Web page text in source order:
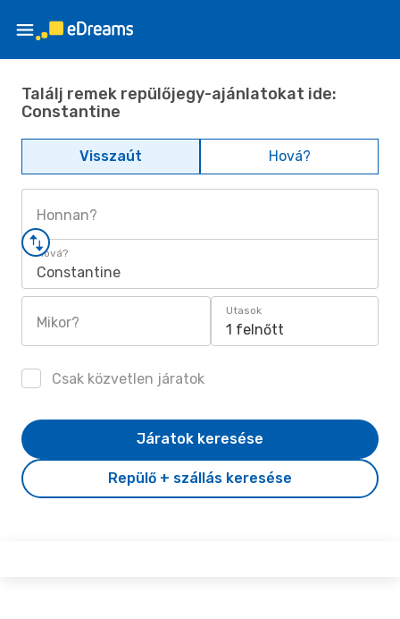
Találj remek repülőjegy-ajánlatokat ide:
Constantine
Visszaút Hová?
Honnan?
Hová?
Constantine
Mikor?
Utasok
1 felnőtt
Csak közvetlen járatok
Repülő + szállás keresése
Járatok keresése